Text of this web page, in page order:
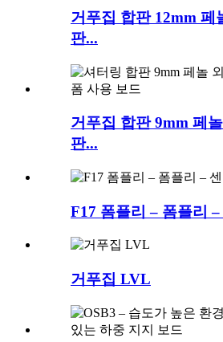
거푸집 합판 12mm 페
판...
거푸집 합판 9mm 페
판...
F17 폼플리 – 폼플리
거푸집 LVL